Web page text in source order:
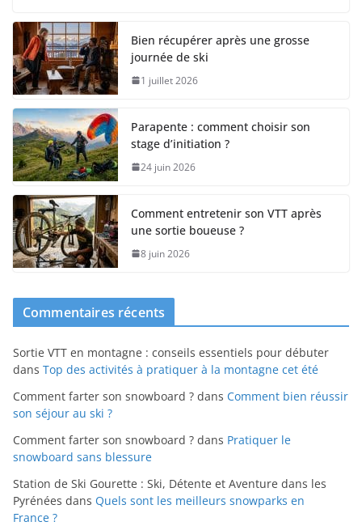
Bien récupérer après une grosse
journée de ski
1 juillet 2026
Parapente : comment choisir son
stage d’initiation ?
24 juin 2026
Comment entretenir son VTT après
une sortie boueuse ?
8 juin 2026
Commentaires récents
Sortie VTT en montagne : conseils essentiels pour débuter
dans Top des activités à pratiquer à la montagne cet été
Comment farter son snowboard ? dans Comment bien réussir
son séjour au ski ?
Comment farter son snowboard ? dans Pratiquer le
snowboard sans blessure
Station de Ski Gourette : Ski, Détente et Aventure dans les
Pyrénées dans Quels sont les meilleurs snowparks en
France ?